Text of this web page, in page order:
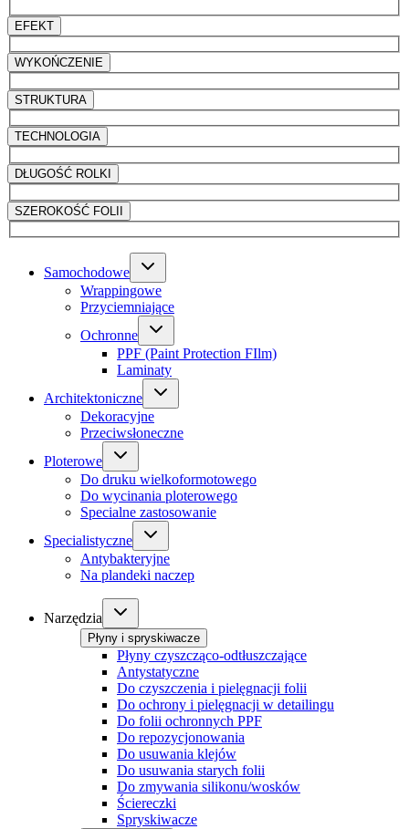
EFEKT
WYKOŃCZENIE
STRUKTURA
TECHNOLOGIA
DŁUGOŚĆ ROLKI
SZEROKOŚĆ FOLII
Samochodowe
Wrappingowe
Przyciemniające
Ochronne
PPF (Paint Protection FIlm)
Laminaty
Architektoniczne
Dekoracyjne
Przeciwsłoneczne
Ploterowe
Do druku wielkoformotowego
Do wycinania ploterowego
Specialne zastosowanie
Specialistyczne
Antybakteryjne
Na plandeki naczep
Narzędzia
Płyny i spryskiwacze
Płyny czyszcząco-odtłuszczające
Antystatyczne
Do czyszczenia i pielęgnacji folii
Do ochrony i pielęgnacji w detailingu
Do folii ochronnych PPF
Do repozycjonowania
Do usuwania klejów
Do usuwania starych folii
Do zmywania silikonu/wosków
Ściereczki
Spryskiwacze